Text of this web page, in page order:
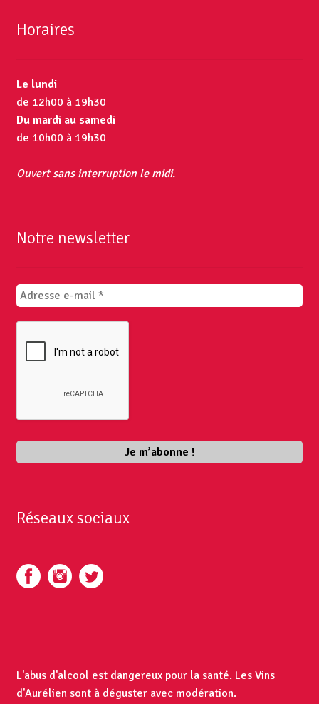
Horaires
Le lundi
de 12h00 à 19h30
Du mardi au samedi
de 10h00 à 19h30
Ouvert sans interruption le midi.
Notre newsletter
Réseaux sociaux
L'abus d'alcool est dangereux pour la santé. Les Vins
d'Aurélien sont à déguster avec modération.